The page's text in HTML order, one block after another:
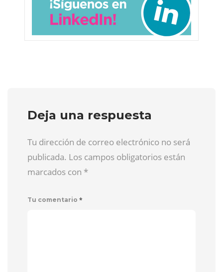
Deja una respuesta
Tu dirección de correo electrónico no será
publicada. Los campos obligatorios están
marcados con *
Tu comentario *